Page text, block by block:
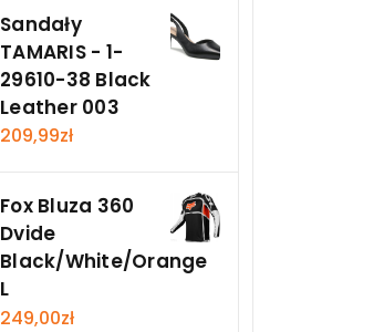
Sandały
TAMARIS - 1-
29610-38 Black
Leather 003
209,99zł
Fox Bluza 360
Dvide
Black/White/Orange
L
249,00zł